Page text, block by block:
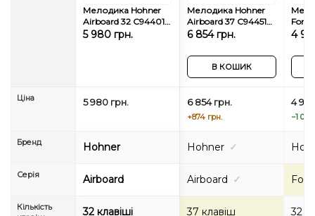
Мелодика Hohner
Airboard 32 C944015
Carbon (Red Logo)
5 980 грн.
Мелодика Hohner
Airboard 37 C944513
Rasta
6 854 грн.
В КОШИК
4
Ціна 5 980 грн. 6 854 грн.
+874 грн.
4
−1
Бренд Hohner Hohner ✓
Серія Airboard Airboard ✓
Кількість
32 клавіші 37 клавіш 32